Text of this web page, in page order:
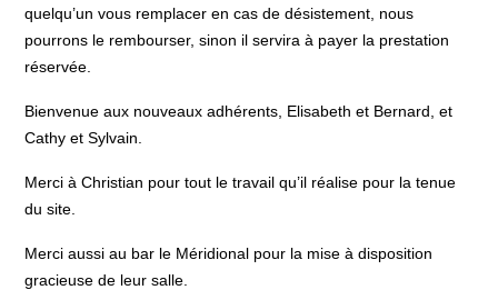
quelqu’un vous remplacer en cas de désistement, nous
pourrons le rembourser, sinon il servira à payer la prestation
réservée.
Bienvenue aux nouveaux adhérents, Elisabeth et Bernard, et
Cathy et Sylvain.
Merci à Christian pour tout le travail qu’il réalise pour la tenue
du site.
Merci aussi au bar le Méridional pour la mise à disposition
gracieuse de leur salle.